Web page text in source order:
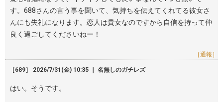
す。688さんの言う事を聞いて、気持ちを伝えてくれてる彼女さ
んにも失礼になります。恋人は貴女なのですから自信を持って仲
良く過ごしてくださいねー！
［通報］
［689］ 2026/7/31(金) 10:35 ｜ 名無しのガチレズ
はい。そうです。